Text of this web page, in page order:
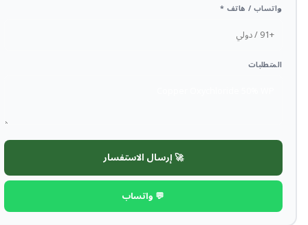
واتساب / هاتف *
المتطلبات
🚀 إرسال الاستفسار
💬 واتساب